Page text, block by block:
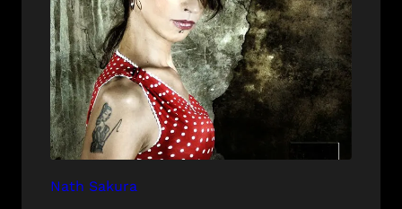
Nath Sakura